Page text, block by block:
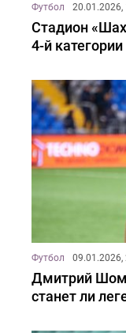
Футбол 20.01.2026,
Стадион
4-й
Футбол 09.01.2026,
Дмитрий
станет ли